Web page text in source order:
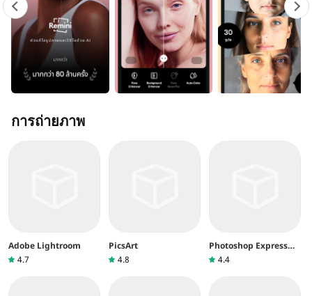
การถ่ายภาพ
Adobe Lightroom
4.7
PicsArt
4.8
Photoshop Express
การแก้ไขภาพ
4.4